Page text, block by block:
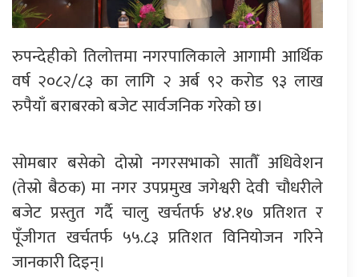
रुपन्देहीको तिलोत्तमा नगरपालिकाले आगामी आर्थिक
वर्ष २०८२/८३ का लागि २ अर्ब ९२ करोड ९३ लाख
रुपैयाँ बराबरको बजेट सार्वजनिक गरेको छ।
सोमबार बसेको दोस्रो नगरसभाको सातौँ अधिवेशन
(तेस्रो बैठक) मा नगर उपप्रमुख जगेश्वरी देवी चौधरीले
बजेट प्रस्तुत गर्दै चालु खर्चतर्फ ४४.१७ प्रतिशत र
पूँजीगत खर्चतर्फ ५५.८३ प्रतिशत विनियोजन गरिने
जानकारी दिइन्।